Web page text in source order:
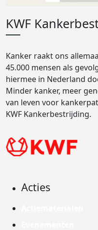
KWF
Kanker raakt ons
45.000 mensen als
hiermee in Nederland
Minder kanker, meer
van leven voor
KWF Kankerbestrijding.
Acties